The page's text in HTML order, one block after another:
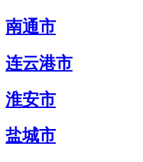
南通市
连云港市
淮安市
盐城市